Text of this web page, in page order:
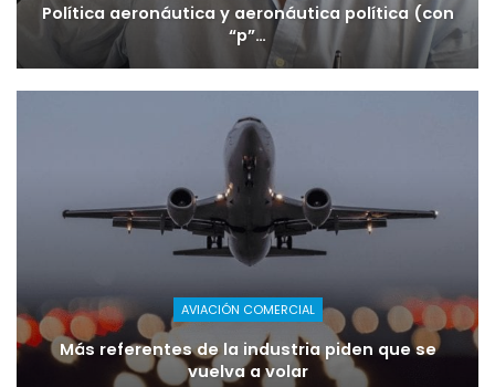
Política aeronáutica y aeronáutica política (con
“p”…
AVIACIÓN COMERCIAL
Más referentes de la industria piden que se
vuelva a volar